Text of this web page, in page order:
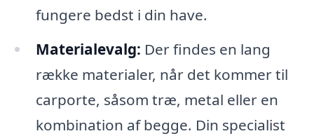
fungere bedst i din have.
Materialevalg: Der findes en lang
række materialer, når det kommer til
carporte, såsom træ, metal eller en
kombination af begge. Din specialist